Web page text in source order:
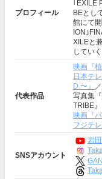
プロフィール
｢EXILE
BEとし
館にて
ION｣
XILEと
していく
代表作品
映画『
日本テ
D.〜』
／
写真集
TRIBE』
映画『
フジテ
SNSアカウント
岩